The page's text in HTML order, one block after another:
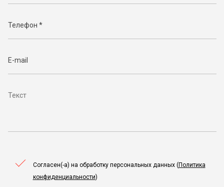
Согласен(-а) на обработку персональных данных (Политика
конфиденциальности)